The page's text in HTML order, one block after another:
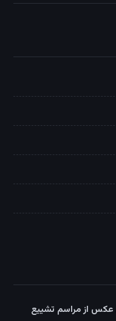
عکس از مراسم تشییع